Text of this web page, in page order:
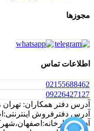
مجوزها
اطلاعات تماس
021 55688462
09226427127
آدرس دفتر همکاران: تهران
آدرس دفترفروش
آدرس